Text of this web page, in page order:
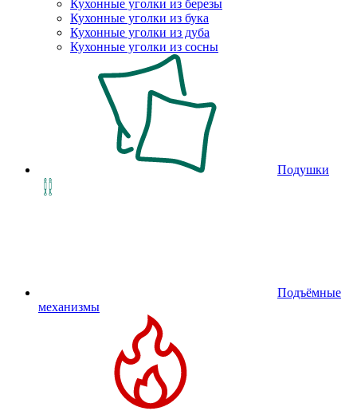
Кухонные уголки из березы
Кухонные уголки из бука
Кухонные уголки из дуба
Кухонные уголки из сосны
Подушки
Подъёмные
механизмы